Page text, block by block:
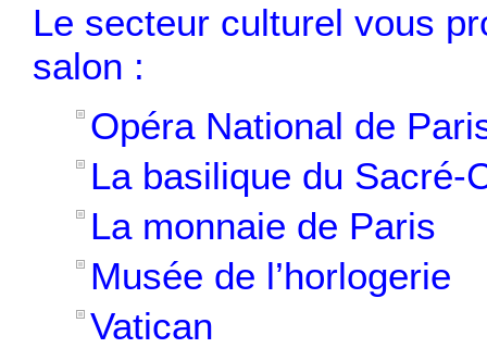
Le secteur culturel vous
salon :
Opéra National de
La basilique du
La monnaie de Paris
Musée de l’horlogerie
Vatican